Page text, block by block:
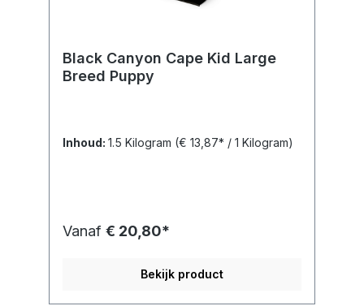
Black Canyon Cape Kid Large
Breed Puppy
Inhoud: 1.5 Kilogram (€ 13,87* / 1 Kilogram)
Vanaf € 20,80*
Bekijk product